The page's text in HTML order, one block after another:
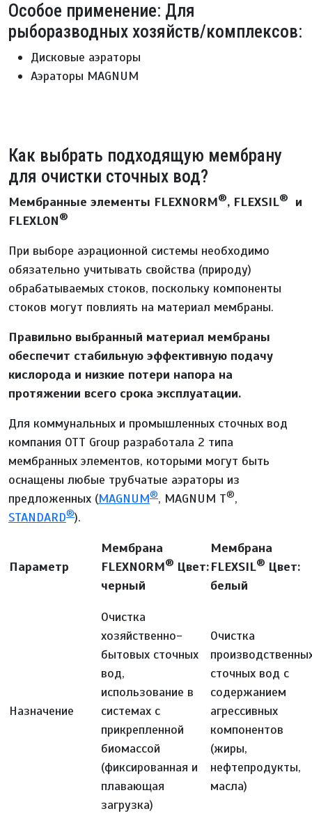
Особое применение: Для
рыборазводных хозяйств/комплексов:
Дисковые аэраторы
Аэраторы MAGNUM
Как выбрать подходящую мембрану
для очистки сточных вод?
Мембранные элементы FLEXNORM®, FLEXSIL®
и
FLEXLON®
При выборе аэрационной системы необходимо
обязательно учитывать свойства (природу)
обрабатываемых стоков, поскольку компоненты
стоков могут повлиять на материал мембраны.
Правильно выбранный материал мембраны
обеспечит стабильную эффективную подачу
кислорода и низкие потери напора на
протяжении всего срока эксплуатации.
Для коммунальных и промышленных сточных вод
компания ОТТ Group разработала 2 типа
мембранных элементов, которыми могут быть
оснащены любые трубчатые аэраторы из
предложенных (MAGNUM®, MAGNUM T®,
STANDARD®).
Параметр
Мембрана
FLEXNORM® Цвет:
черный
Мембрана
FLEXSIL® Цвет:
белый
Назначение
Очистка
хозяйственно-
бытовых сточных
вод,
использование в
системах с
прикрепленной
биомассой
(фиксированная и
плавающая
загрузка)
Очистка
сточных вод с
содержанием
агрессивных
компонентов
(жиры,
нефтепродукты,
масла)